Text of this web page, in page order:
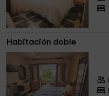
Habitación doble